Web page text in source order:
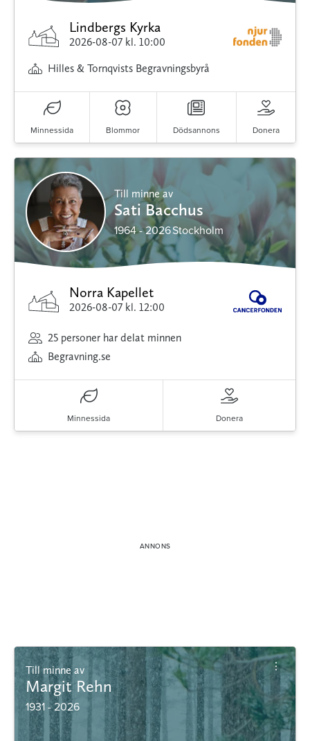
Lindbergs Kyrka
2026-08-07 kl. 10:00
Hilles & Tornqvists Begravningsbyrå
Minnessida Blommor Dödsannons Donera
Till minne av
Sati Bacchus
1964 - 2026Stockholm
Norra Kapellet
2026-08-07 kl. 12:00
25 personer har delat minnen
Begravning.se
Minnessida Donera
Till minne av
Margit Rehn
1931 - 2026